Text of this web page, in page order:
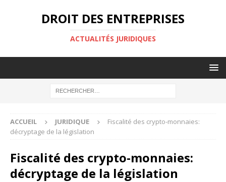
DROIT DES ENTREPRISES
ACTUALITÉS JURIDIQUES
ACCUEIL JURIDIQUE
Fiscalité des crypto-monnaies:
décryptage de la législation
Fiscalité des crypto-monnaies:
décryptage de la législation